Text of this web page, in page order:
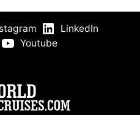
LinkedIn
Youtube